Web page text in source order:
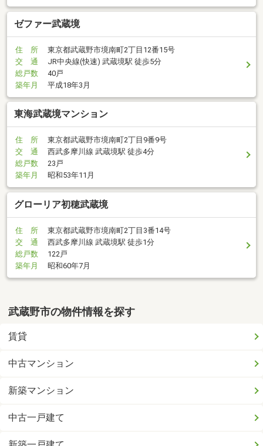
ゼファー武蔵境
住 所
東京都武蔵野市境南町2丁目12番15号
交 通
JR中央線(快速) 武蔵境駅 徒歩5分
総戸数
40戸
築年月
平成18年3月
東海武蔵境マンション
住 所
東京都武蔵野市境南町2丁目9番9号
交 通
西武多摩川線 武蔵境駅 徒歩4分
総戸数
23戸
築年月
昭和53年11月
グローリア初穂武蔵境
住 所
東京都武蔵野市境南町2丁目3番14号
交 通
西武多摩川線 武蔵境駅 徒歩1分
総戸数
122戸
築年月
昭和60年7月
武蔵野市の物件情報を探す
賃貸
中古マンション
新築マンション
中古一戸建て